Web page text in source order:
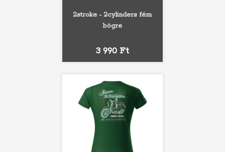
2stroke - 2cylinders fém
bögre
Ár
3 990 Ft